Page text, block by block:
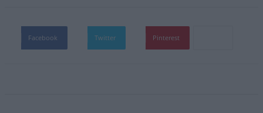
Facebook Twitter Pinterest